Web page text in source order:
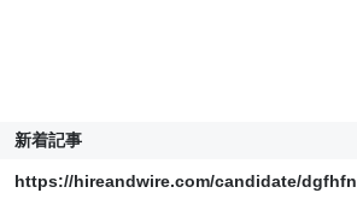
新着記事
https://hireandwire.com/candidate/dgfhfn